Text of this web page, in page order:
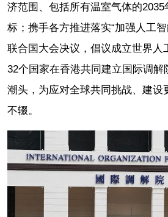
济范围、包括所有温室气体的2035
标；携手各方推进落实“加强人工
联合国大会决议，倡议成立世界人
32个国家在香港共同建立国际调
潮头，为应对全球共同挑战、建设
不辍。